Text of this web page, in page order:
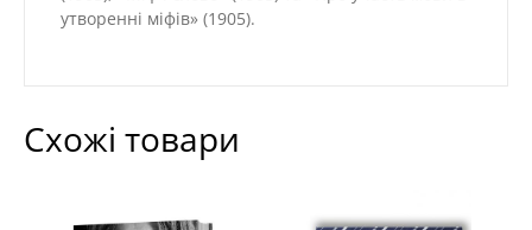
утворенні міфів» (1905).
Схожі товари